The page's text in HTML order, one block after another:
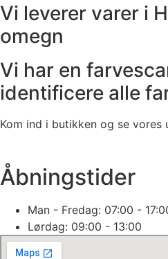
Vi leverer varer i
omegn
Vi har en
identificere alle
Kom ind i butikken og se
Åbningstider
Man - Fredag: 07:00 -
Lørdag: 09:00 - 13:00